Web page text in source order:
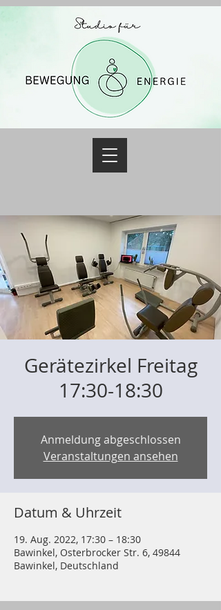
Gerätezirkel Freitag
17:30-18:30
Anmeldung abgeschlossen
Veranstaltungen ansehen
Datum & Uhrzeit
19. Aug. 2022, 17:30 – 18:30
Bawinkel, Osterbrocker Str. 6, 49844
Bawinkel, Deutschland